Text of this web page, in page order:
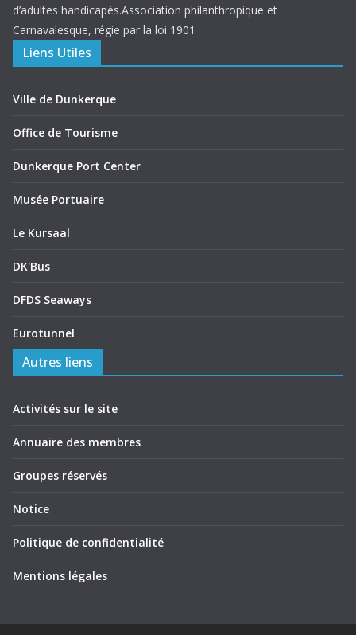
d’adultes handicapés.Association philanthropique et
Carnavalesque, régie par la loi 1901
Liens Utiles
Ville de Dunkerque
Office de Tourisme
Dunkerque Port Center
Musée Portuaire
Le Kursaal
DK'Bus
DFDS Seaways
Eurotunnel
Autres liens
Activités sur le site
Annuaire des membres
Groupes réservés
Notice
Politique de confidentialité
Mentions légales